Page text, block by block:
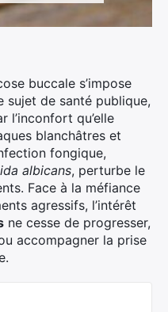
buccale s’impose
de santé publique,
l’inconfort qu’elle
blanchâtres et
fongique,
albicans, perturbe le
Face à la méfiance
agressifs, l’intérêt
ne cesse de progresser,
accompagner la prise